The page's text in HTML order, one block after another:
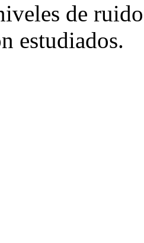
de
estudiados.